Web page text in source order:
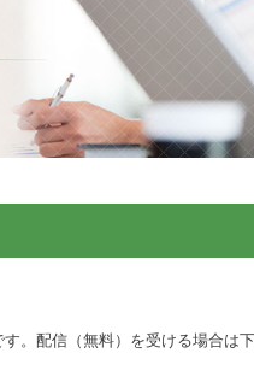
。配信（無料）を受ける場合は